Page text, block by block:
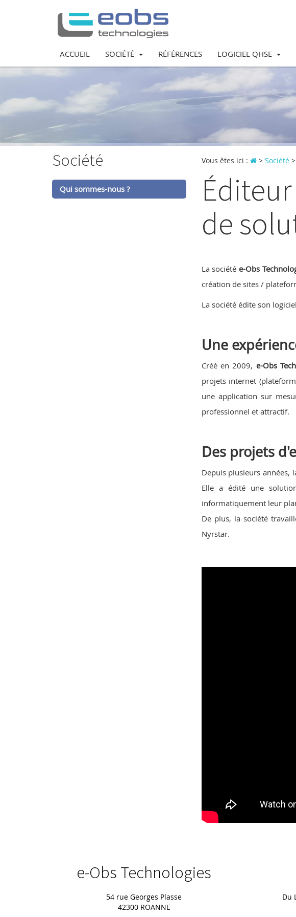
ACCUEIL SOCIÉTÉ RÉFÉRENCES LOGICIEL QHSE
Société
Qui sommes-nous ?
Vous êtes ici : > Société >
de
La sociétée-Obs
création de sites /
La société édite son logiciel
Une
Créé en 2009, e-Obs
projets internet
une application sur
professionnel et attractif.
Des projets
Depuis plusieurs années,
Elle a édité une
informatiquement leur
De plus, la société
Nyrstar.
e-Obs Technologies
54 rue Georges Plasse
42300 ROANNE
Du